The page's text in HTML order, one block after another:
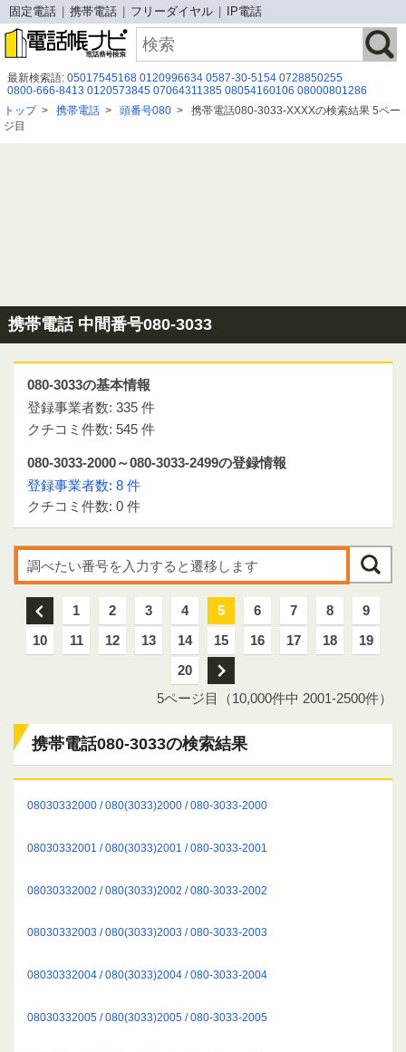
固定電話 携帯電話 フリーダイヤル IP電話
最新検索語: 05017545168 0120996634 0587-30-5154 0728850255
0800-666-8413 0120573845 07064311385 08054160106 08000801286
05031653367 08005007067 08007770484 08029411032
0927911797
05057842641 ０８００－９１９－９８１８ 06-7526-4890 0899075070
07055080577
トップ> 携帯電話 > 頭番号080 > 携帯電話080-3033-XXXXの検索結果 5ペー
ジ目
携帯電話 中間番号080-3033
080-3033の基本情報
登録事業者数: 335 件
クチコミ件数: 545 件
080-3033-2000～080-3033-2499の登録情報
登録事業者数: 8 件
クチコミ件数: 0 件
前 1 2 3 4 5 6 7 8
9
10
11 12 13 14 15 16 17 18
19
20
次
5ページ目（10,000件中 2001-2500件）
携帯電話080-3033の検索結果
08030332000 / 080(3033)2000 / 080-3033-2000
08030332001 / 080(3033)2001 / 080-3033-2001
08030332002 / 080(3033)2002 / 080-3033-2002
08030332003 / 080(3033)2003 / 080-3033-2003
08030332004 / 080(3033)2004 / 080-3033-2004
08030332005 / 080(3033)2005 / 080-3033-2005